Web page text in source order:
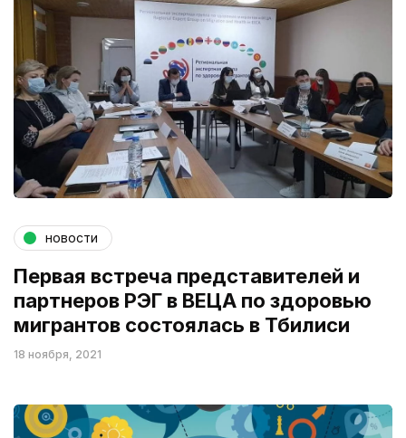
новости
Первая встреча представителей и
партнеров РЭГ в ВЕЦА по здоровью
мигрантов состоялась в Тбилиси
18 ноября, 2021